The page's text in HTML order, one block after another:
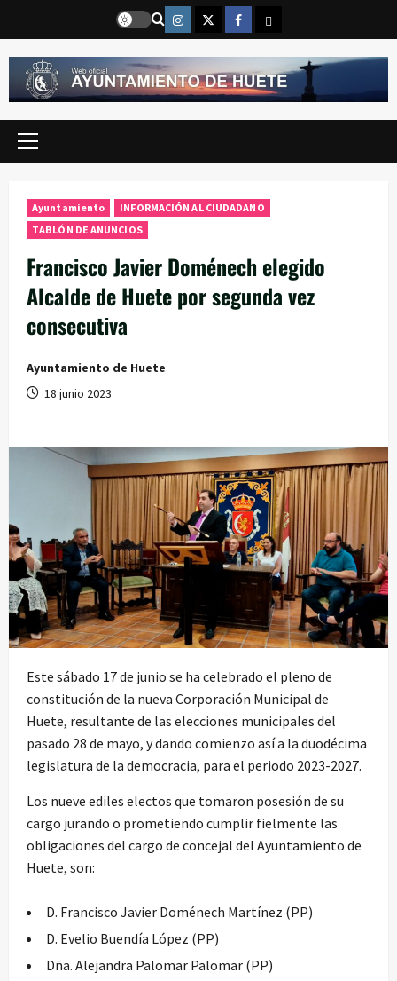
contenido
Instragram
TwitterFacebook
Email
Menú
Ayuntamiento
INFORMACIÓN AL CIUDADANO
TABLÓN DE ANUNCIOS
Francisco Javier Doménech elegido
Alcalde de Huete por segunda vez
consecutiva
Ayuntamiento de Huete
18 junio 2023
Este sábado 17 de junio se ha celebrado el pleno de
constitución de la nueva Corporación Municipal de
Huete, resultante de las elecciones municipales del
pasado 28 de mayo, y dando comienzo así a la duodécima
legislatura de la democracia, para el periodo 2023-2027.
Los nueve ediles electos que tomaron posesión de su
cargo jurando o prometiendo cumplir fielmente las
obligaciones del cargo de concejal del Ayuntamiento de
Huete, son:
D. Francisco Javier Doménech Martínez (PP)
D. Evelio Buendía López (PP)
Dña. Alejandra Palomar Palomar (PP)